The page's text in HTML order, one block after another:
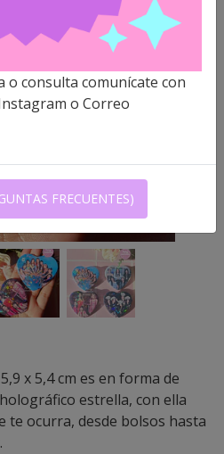
x 5,4 cm es en forma de
estrella, con ella
te ocurra, desde bolsos hasta
o consulta comunícate con
o Correo
FRECUENTES)